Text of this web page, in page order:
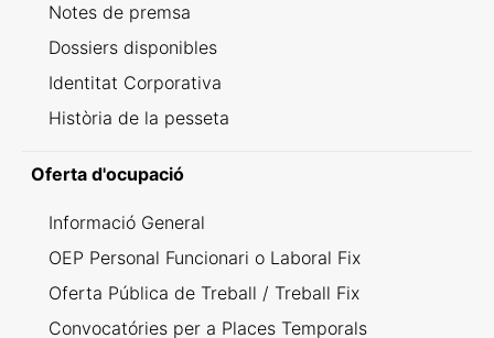
Notes de premsa
Dossiers disponibles
Identitat Corporativa
Història de la pesseta
Oferta d'ocupació
Informació General
OEP Personal Funcionari o Laboral Fix
Oferta Pública de Treball / Treball Fix
Convocatóries per a Places Temporals